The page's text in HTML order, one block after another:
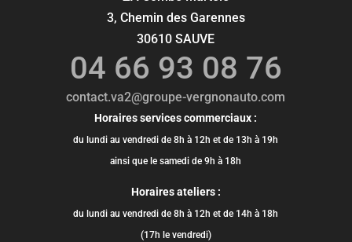
3, Chemin des Garennes
30610 SAUVE
04 66 93 08 76
contact.va2@groupe-vergnonauto.com
Horaires services commerciaux :
du lundi au vendredi de 8h à 12h et de 13h à 19h
ainsi que le samedi de 9h à 18h
Horaires ateliers :
du lundi au vendredi de 8h à 12h et de 14h à 18h
(17h le vendredi)